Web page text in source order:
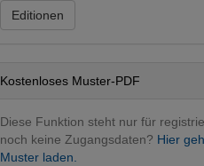
Editionen
Kostenloses Muster-PDF
Diese Funktion steht nur für
noch keine Zugangsdaten? Hier
Muster laden.